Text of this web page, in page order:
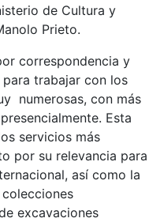
de Cultura y
Prieto.
correspondencia y
trabajar con los
numerosas, con más
Esta
servicios más
por su relevancia para
así como la
excavaciones